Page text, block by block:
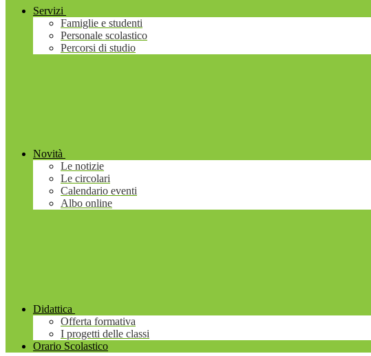
Servizi
Famiglie e studenti
Personale scolastico
Percorsi di studio
Novità
Le notizie
Le circolari
Calendario eventi
Albo online
Didattica
Offerta formativa
I progetti delle classi
Orario Scolastico